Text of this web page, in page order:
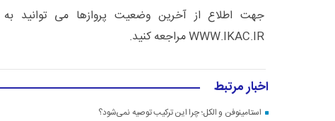
جهت اطلاع از آخرین وضعیت پروازها می توانید
WWW.IKAC.IR مراجعه کنید.
اخبار مرتبط
استامینوفن و الکل؛ چرا این ترکیب توصیه نمی‌شود؟